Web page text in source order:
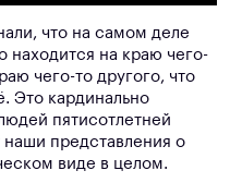
что на самом деле
находится на краю чего-
чего-то другого, что
Это кардинально
пятисотлетней
представления о
виде в целом.